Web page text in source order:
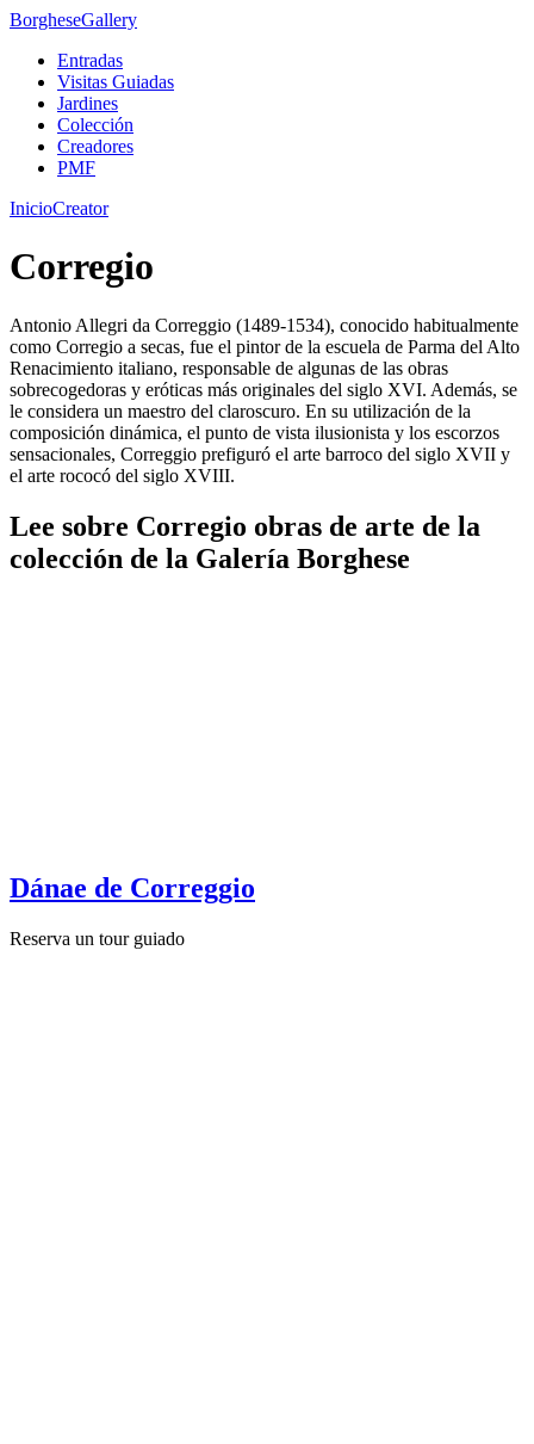
BorgheseGallery
Entradas
Visitas Guiadas
Jardines
Colección
Creadores
PMF
InicioCreator
Corregio
Antonio Allegri da Correggio (1489-1534), conocido habitualmente
como Corregio a secas, fue el pintor de la escuela de Parma del Alto
Renacimiento italiano, responsable de algunas de las obras
sobrecogedoras y eróticas más originales del siglo XVI. Además, se
le considera un maestro del claroscuro. En su utilización de la
composición dinámica, el punto de vista ilusionista y los escorzos
sensacionales, Correggio prefiguró el arte barroco del siglo XVII y
el arte rococó del siglo XVIII.
Lee sobre Corregio obras de arte de la
colección de la Galería Borghese
Dánae de Correggio
Reserva un tour guiado